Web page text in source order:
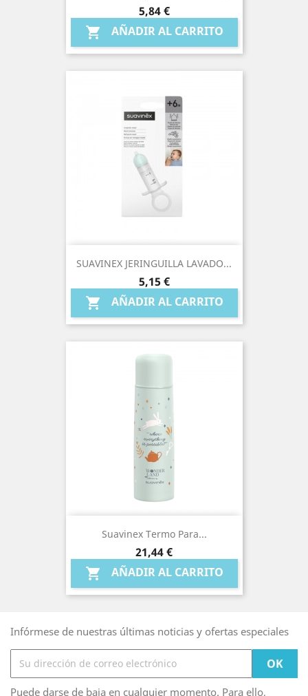
Precio
5,84 €
 AÑADIR AL CARRITO
SUAVINEX JERINGUILLA LAVADO...
Precio
5,15 €
 AÑADIR AL CARRITO
Suavinex Termo Para...
Precio
21,44 €
 AÑADIR AL CARRITO
Infórmese de nuestras últimas noticias y ofertas especiales
Puede darse de baja en cualquier momento. Para ello,